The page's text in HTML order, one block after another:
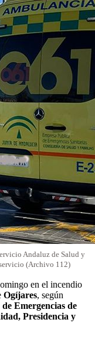
Andaluz de Salud y
(Archivo 112)
en el incendio
Ogíjares, según
Emergencias de
Presidencia y